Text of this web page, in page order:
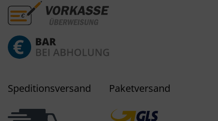
Speditionsversand Paketversand